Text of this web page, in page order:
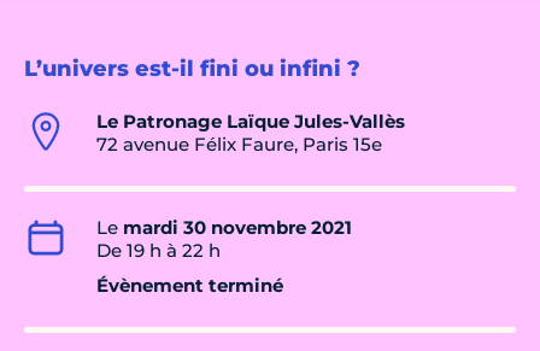
L’univers est-il fini ou infini ?
Le Patronage Laïque Jules-Vallès
72 avenue Félix Faure, Paris 15e
Le mardi 30 novembre 2021
De 19 h à 22 h
Évènement terminé